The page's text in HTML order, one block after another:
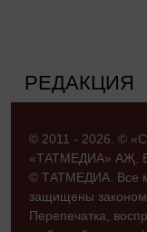
РЕДАКЦИЯ
© 2011 - 2026. ©
«ТАТМЕДИА» АҖ.
© ТАТМЕДИА. Все
защищены
Перепечатка,